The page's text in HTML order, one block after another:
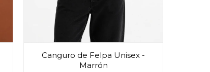
Canguro de Felpa Unisex -
Marrón